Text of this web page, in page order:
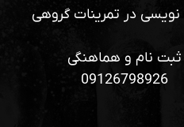
نویسی در تمرینات گروهی
ثبت نام و هماهنگی
09126798926